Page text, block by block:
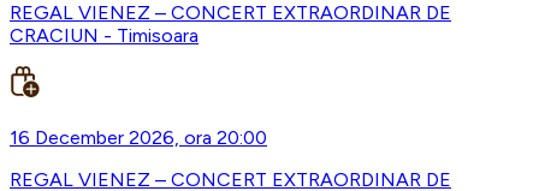
REGAL VIENEZ – CONCERT EXTRAORDINAR DE
CRACIUN - Timisoara
16 December 2026, ora 20:00
REGAL VIENEZ – CONCERT EXTRAORDINAR DE